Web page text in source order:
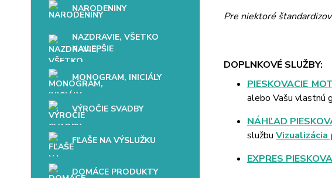
NARODENINY
NAZDRAVIE, VŠETKO
NAJLEPŠIE
MONOGRAM, INICIÁLY
VÝROČIE SVADBY
FĽAŠE NA VÝSLUŽKU
DOMÁCE PRODUKTY
Pre niektoré
DOPLNKOVÉ SLUŽBY:
PIESKOVACIE
alebo Vašu vlastnú
NÁHĽAD
službu Vizualizácia
EXPRES